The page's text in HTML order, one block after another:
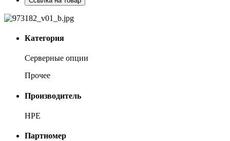
Категория
Серверные опции
Прочее
Производитель
HPE
Партномер